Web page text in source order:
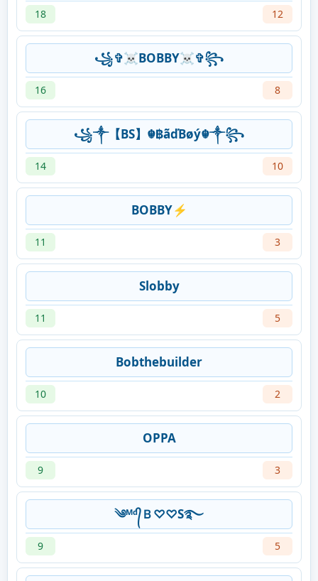
18 12
꧁✞☠︎BOBBY☠︎✞꧂
16 8
꧁༒【BS】☬฿ãďBøý☬༒꧂
14 10
BOBBY⚡️
11 3
Slobby
11 5
Bobthebuilder
10 2
OPPA
9 3
༄ᴹᵈ᭄Ｂ♡♡S࿐
9 5